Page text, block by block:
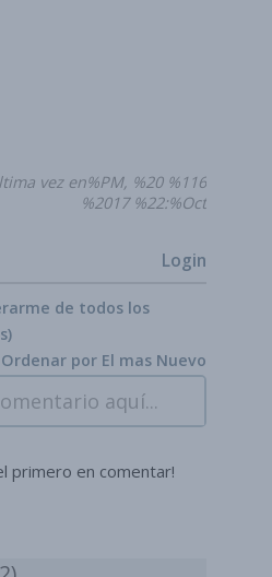
vez en%PM, %20 %116
%2017 %22:%Oct
Login
de todos los
Ordenar por El mas Nuevo
aquí...
primero en comentar!